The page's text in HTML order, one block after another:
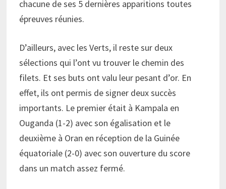
chacune de ses 5 dernières apparitions toutes
épreuves réunies.
D’ailleurs, avec les Verts, il reste sur deux
sélections qui l’ont vu trouver le chemin des
filets. Et ses buts ont valu leur pesant d’or. En
effet, ils ont permis de signer deux succès
importants. Le premier était à Kampala en
Ouganda (1-2) avec son égalisation et le
deuxième à Oran en réception de la Guinée
équatoriale (2-0) avec son ouverture du score
dans un match assez fermé.